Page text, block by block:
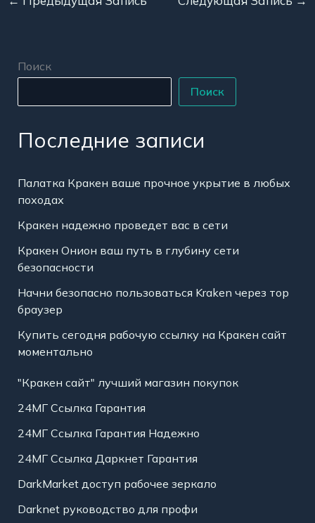
Поиск
Поиск
Последние записи
Палатка Кракен ваше прочное укрытие в любых
походах
Кракен надежно проведет вас в сети
Кракен Онион ваш путь в глубину сети
безопасности
Начни безопасно пользоваться Kraken через тор
браузер
Купить сегодня рабочую ссылку на Кракен сайт
моментально
"Кракен сайт" лучший магазин покупок
24МГ Ссылка Гарантия
24МГ Ссылка Гарантия Надежно
24МГ Ссылка Даркнет Гарантия
DarkMarket доступ рабочее зеркало
Darknet руководство для профи